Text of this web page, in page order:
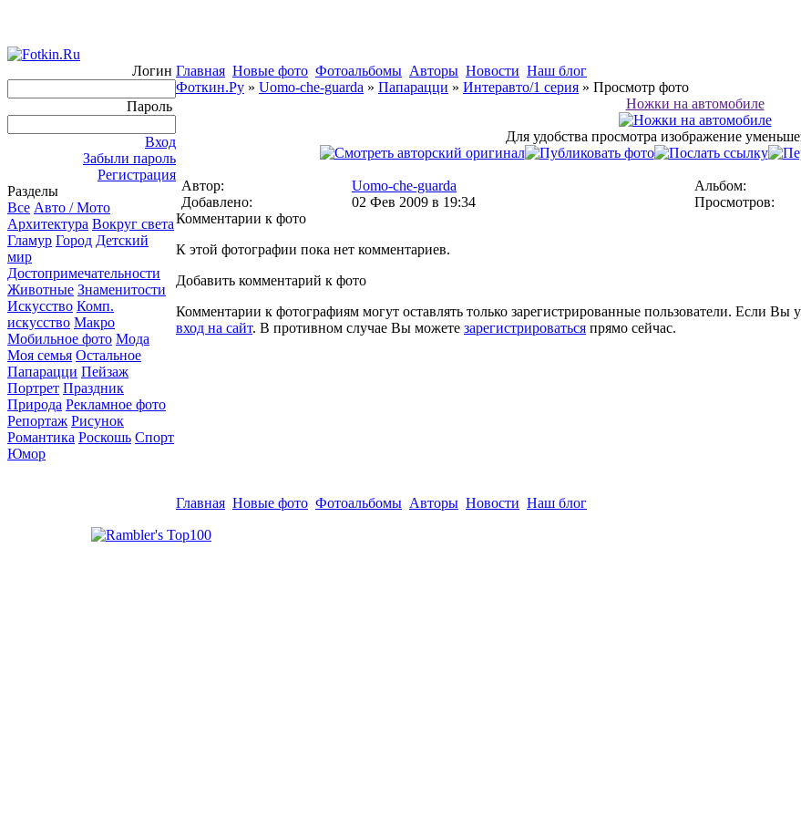
Логин
Пароль
Вход
Забыли пароль
Регистрация
Разделы
Все Авто / Мото
Архитектура Вокруг света
Гламур Город Детский
мир
Достопримечательности
Животные Знаменитости
Искусство Комп.
искусство Макро
Мобильное фото Мода
Моя семья Остальное
Папарацци Пейзаж
Портрет Праздник
Природа Рекламное фото
Репортаж Рисунок
Романтика Роскошь Спорт
Юмор
Главная Новые фото Фотоальбомы Авторы Новости Наш блог
Фоткин.Ру » Uomo-che-guarda » Папарацци » Интеравто/1 серия » Просмотр фото
Ножки на автомобиле
Для удобства просмотра изображение
Автор: Uomo-che-guarda Альбом:
Добавлено:
02 Фев 2009 в 19:34 Просмотров:
Комментарии к фото
К этой фотографии пока нет комментариев.
Добавить комментарий к фото
Комментарии к фотографиям могут оставлять только зарегистрированные пользователи. Если
вход на сайт. В противном случае Вы можете зарегистрироваться прямо сейчас.
Главная Новые фото Фотоальбомы Авторы Новости Наш блог